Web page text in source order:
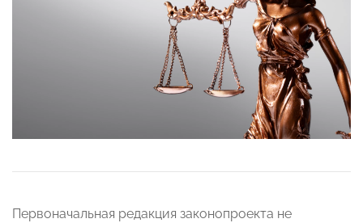
Первоначальная редакция законопроекта не